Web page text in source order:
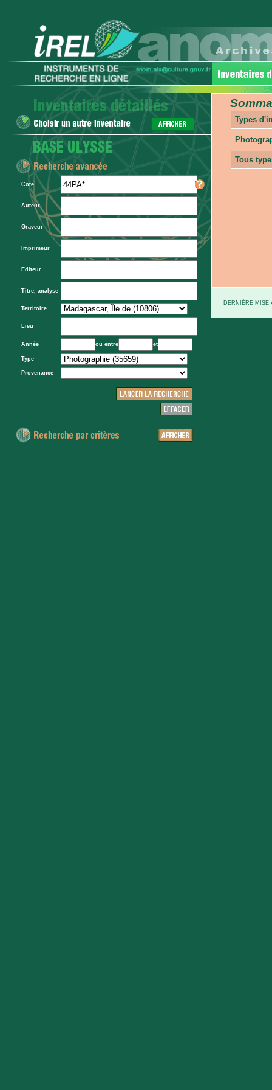
Cote
Auteur
Graveur
Imprimeur
Editeur
Titre, analyse
Territoire
Lieu
Année ou entre et
Type
Provenance
Types
Tous
DERNIÈRE MISE